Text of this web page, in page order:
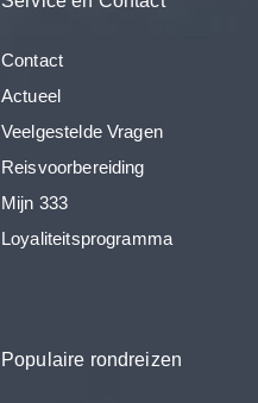
Contact
Actueel
Veelgestelde Vragen
Reisvoorbereiding
Mijn 333
Loyaliteitsprogramma
Populaire rondreizen